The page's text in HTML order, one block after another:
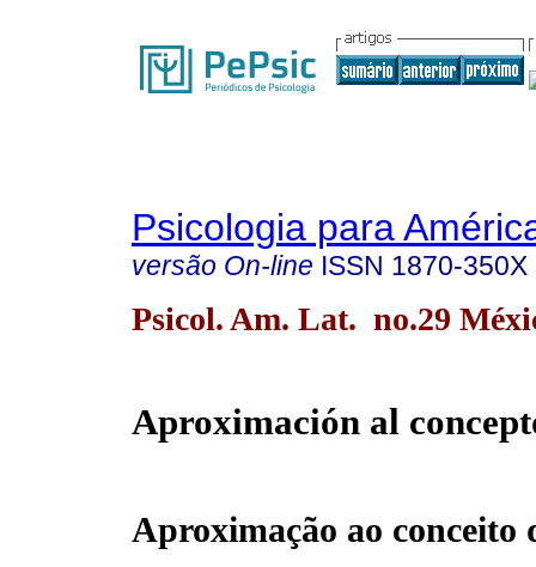
Psicologia para
versão On-line ISSN 1870-350X
Psicol. Am. Lat. no.29
Aproximación al
Aproximação ao conceito